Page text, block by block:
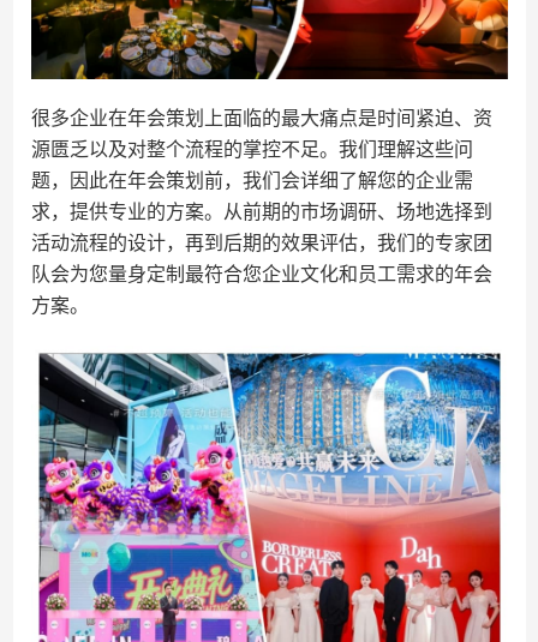
很多企业在年会策划上面临的最大痛点是时间紧迫、资
源匮乏以及对整个流程的掌控不足。我们理解这些问
题，因此在年会策划前，我们会详细了解您的企业需
求，提供专业的方案。从前期的市场调研、场地选择到
活动流程的设计，再到后期的效果评估，我们的专家团
队会为您量身定制最符合您企业文化和员工需求的年会
方案。